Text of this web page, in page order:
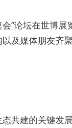
”论坛在世博
及媒体朋友齐
共建的关键发